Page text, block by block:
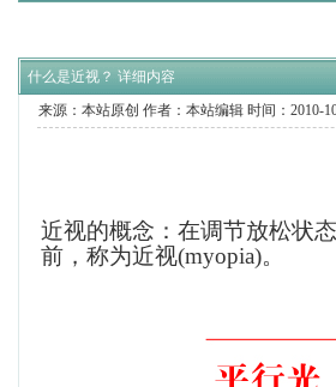
什么是近视？ 详细内容
来源：本站原创 作者：本站编辑 时间：2010-
近视的概念：在调节放松状
前，称为近视(myopia)。